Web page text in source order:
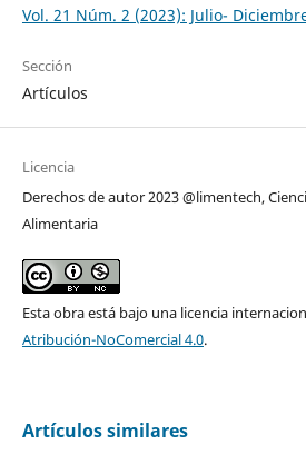
Vol. 21 Núm. 2 (2023): Julio-
Sección
Artículos
Licencia
Derechos de autor 2023 @limentech,
Alimentaria
Esta obra está bajo una licencia
Atribución-NoComercial 4.0.
Artículos similares